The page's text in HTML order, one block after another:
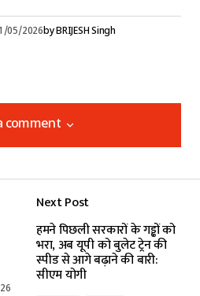
05/2026byBRIJESH Singh
comment
comment
*
Next Post
हमने पिछली सरकारों के गड्ढों को
भरा, अब यूपी को बुलेट ट्रेन की
स्पीड से आगे बढ़ाने की बारी:
सीएम योगी